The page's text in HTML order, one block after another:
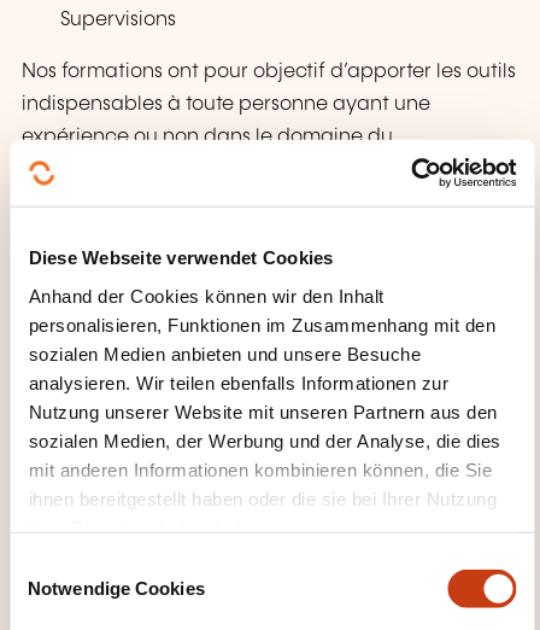
Diese Webseite verwendet Cookies
Anhand der Cookies können wir den Inhalt
personalisieren, Funktionen im Zusammenhang mit den
sozialen Medien anbieten und unsere Besuche
analysieren. Wir teilen ebenfalls Informationen zur
Nutzung unserer Website mit unseren Partnern aus den
sozialen Medien, der Werbung und der Analyse, die dies
mit anderen Informationen kombinieren können, die Sie
ihnen bereitgestellt haben oder die sie bei Ihrer Nutzung
Notwendige Cookies
Supervisions
Nos formations ont pour objectif d’apporter les outils
indispensables à toute personne ayant une
expérience ou non dans le domaine du
développement humain, du coaching, du
management & du leadership.
Le cadre d’apprentissage se veut également un lieu
de recherche, de confrontation et de rencontres
entre ses participants dans un souci de partage, de
flexibilité et d’amélioration des pratiques.
PÄDAGOGISCHE METHODEN
Inspirée par le constructivisme, le socio-
constructivisme et le connectivisme, notre approche
la transmission et l'acquisition de connaissances